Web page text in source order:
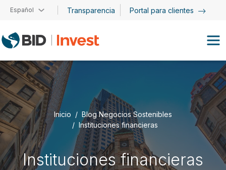
Pasar al contenido principal
Español Transparencia Portal para clientes
Inicio
Blog Negocios Sostenibles
Instituciones financieras
Instituciones financieras